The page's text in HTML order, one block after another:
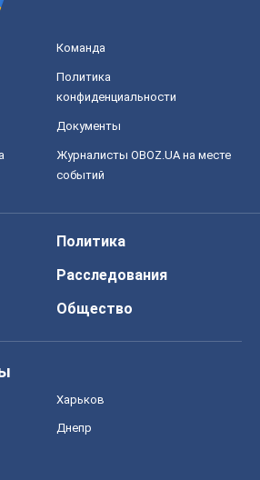
Команда
Политика
конфиденциальности
Документы
Журналисты OBOZ.UA на месте
событий
Политика
Расследования
Общество
Харьков
Днепр